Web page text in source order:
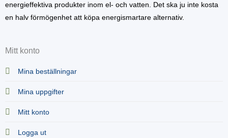
energieffektiva produkter inom el- och vatten. Det ska ju inte kosta
en halv förmögenhet att köpa energismartare alternativ.
Mitt konto
Mina beställningar
Mina uppgifter
Mitt konto
Logga ut